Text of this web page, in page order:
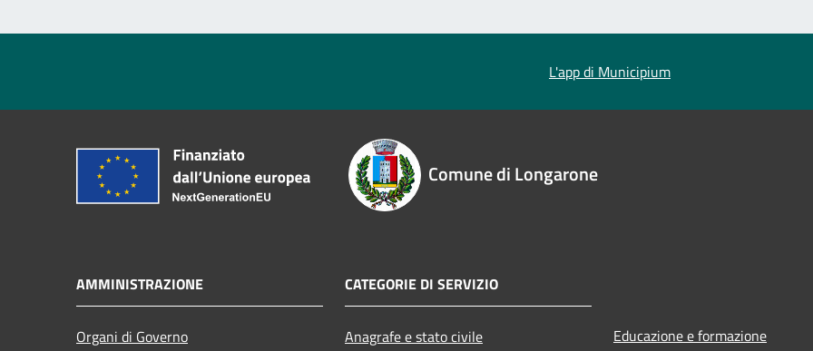
L'app di Municipium
Comune di Longarone
AMMINISTRAZIONE
Organi di Governo
CATEGORIE DI SERVIZIO
Anagrafe e stato civile
Educazione e formazione